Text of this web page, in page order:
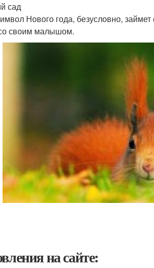
сад
Нового года, безусловно,
своим малышом.
на сайте: